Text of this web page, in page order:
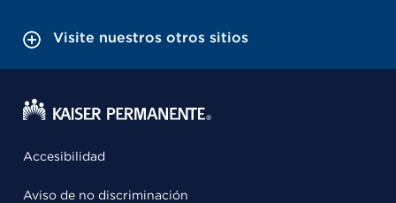
Visite nuestros otros sitios
Accesibilidad
Aviso de no discriminación